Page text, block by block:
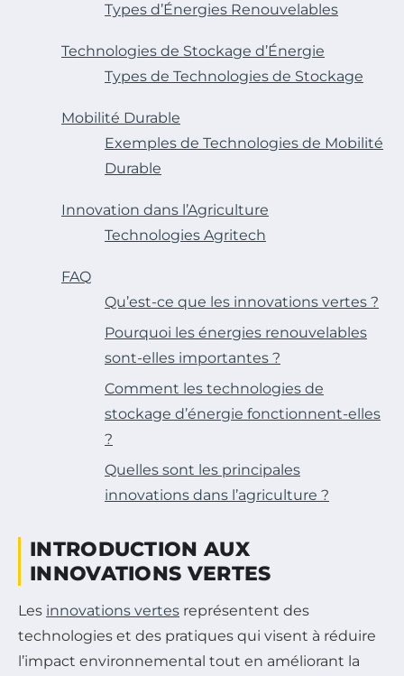
Types d’Énergies Renouvelables
Technologies de Stockage d’Énergie
Types de Technologies de Stockage
Mobilité Durable
Exemples de Technologies de Mobilité
Durable
Innovation dans l’Agriculture
Technologies Agritech
FAQ
Qu’est-ce que les innovations vertes ?
Pourquoi les énergies renouvelables
sont-elles importantes ?
Comment les technologies de
stockage d’énergie fonctionnent-elles
?
Quelles sont les principales
innovations dans l’agriculture ?
INTRODUCTION AUX
INNOVATIONS VERTES
Les innovations vertes représentent des
technologies et des pratiques qui visent à réduire
l’impact environnemental tout en améliorant la